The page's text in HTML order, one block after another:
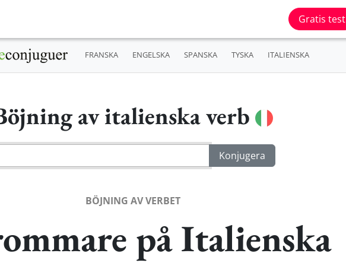
Gratis test
FRANSKA ENGELSKA SPANSKA TYSKA ITALIENSKA
av italienska verb
BÖJNING AV VERBET
på Italienska